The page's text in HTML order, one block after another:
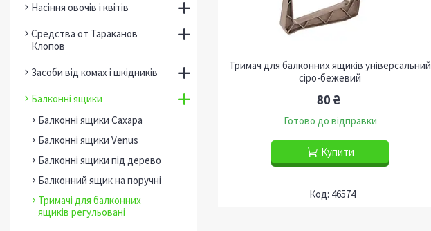
Тримач для балконних ящиків універсальний
сіро-бежевий
80 ₴
Готово до відправки
Купити
46574
Насіння овочів і квітів
Средства от Тараканов
Клопов
Засоби від комах і шкідників
Балконні ящики
Балконні ящики Сахара
Балконні ящики Venus
Балконні ящики під дерево
Балконний ящик на поручні
Тримачі для балконних
ящиків регульовані